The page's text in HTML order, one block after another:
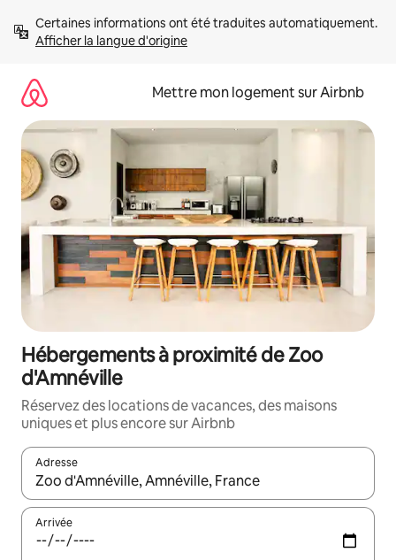
directement
Afficher la langue d'origine
Mettre mon logement sur Airbnb
Hébergements à proximité de Zoo
d'Amnéville
Réservez des locations de vacances, des maisons
uniques et plus encore sur Airbnb
Adresse
Lorsque les résultats s'affichent, utilisez les flèches vers le
Arrivée